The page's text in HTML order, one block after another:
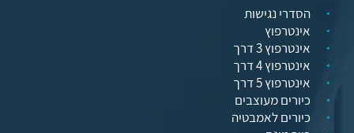
הסדרי נגישות
אינטרפוץ
אינטרפוץ 3 דרך
אינטרפוץ 4 דרך
אינטרפוץ 5 דרך
כיורים מעוצבים
כיורים לאמבטיה